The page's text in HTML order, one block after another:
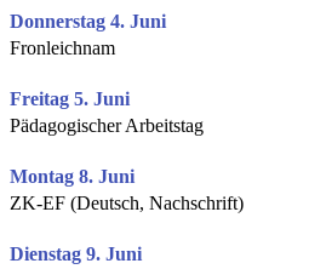
Donnerstag 4. Juni
Fronleichnam
Freitag 5. Juni
Pädagogischer Arbeitstag
Montag 8. Juni
ZK-EF (Deutsch, Nachschrift)
Dienstag 9. Juni